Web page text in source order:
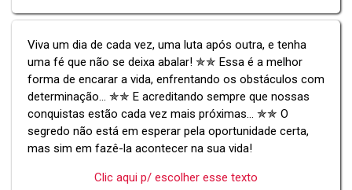
Viva um dia de cada vez, uma luta após outra, e tenha
uma fé que não se deixa abalar! ✯✯ Essa é a melhor
forma de encarar a vida, enfrentando os obstáculos com
determinação... ✯✯ E acreditando sempre que nossas
conquistas estão cada vez mais próximas... ✯✯ O
segredo não está em esperar pela oportunidade certa,
mas sim em fazê-la acontecer na sua vida!
Clic aqui p/ escolher esse texto